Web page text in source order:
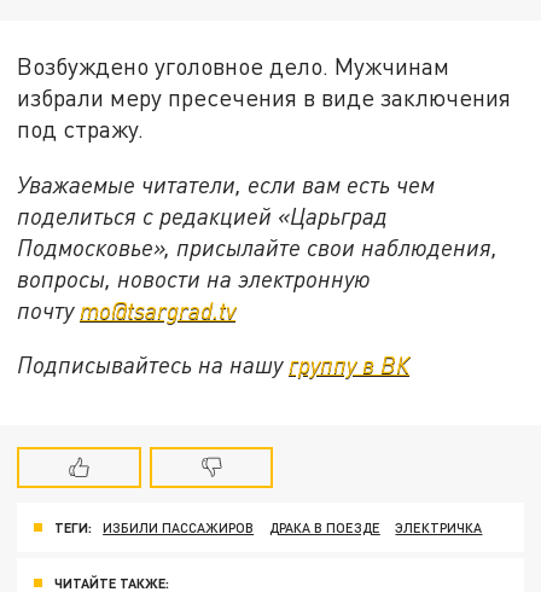
Возбуждено уголовное дело. Мужчинам
избрали меру пресечения в виде заключения
под стражу.
Уважаемые читатели, если вам есть чем
поделиться с редакцией «Царьград
Подмосковье», присылайте свои наблюдения,
вопросы, новости на электронную
почту mo@tsargrad.tv
Подписывайтесь на нашу группу в ВК
ТЕГИ: ИЗБИЛИ ПАССАЖИРОВ ДРАКА В ПОЕЗДЕ ЭЛЕКТРИЧКА
ЧИТАЙТЕ ТАКЖЕ: